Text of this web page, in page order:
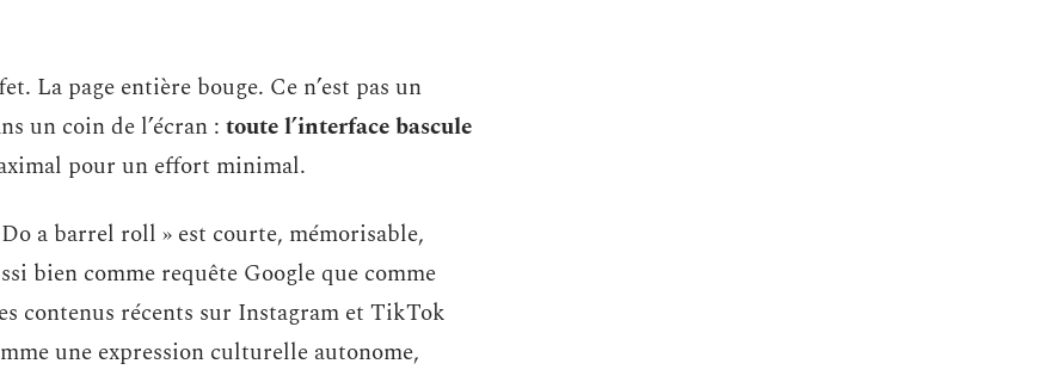
La page entière bouge. Ce n’est pas un
un coin de l’écran : toute l’interface bascule
pour un effort minimal.
a barrel roll » est courte, mémorisable,
bien comme requête Google que comme
contenus récents sur Instagram et TikTok
une expression culturelle autonome,